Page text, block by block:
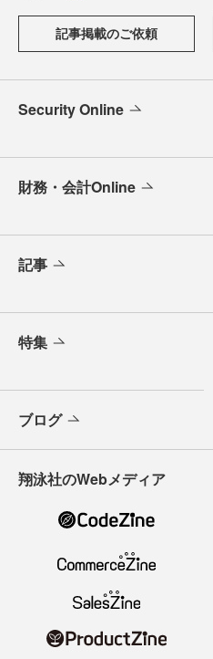
記事掲載のご依頼
Security Online
財務・会計Online
記事
特集
ブログ
翔泳社のWebメディア